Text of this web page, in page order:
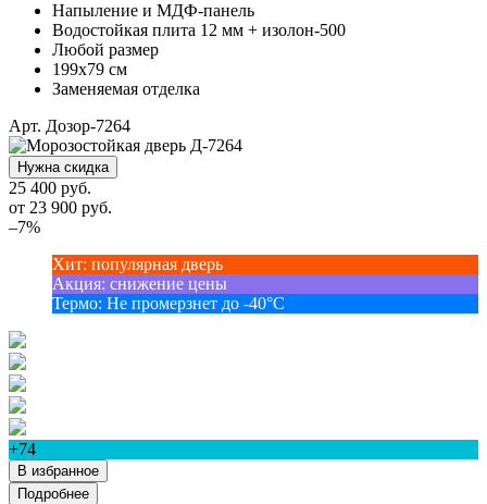
Напыление и МДФ-панель
Водостойкая плита 12 мм + изолон-500
Любой размер
199х79 см
Заменяемая отделка
Арт. Дозор-7264
Нужна скидка
25 400 руб.
от 23 900 руб.
–7%
Хит: популярная дверь
Акция: снижение цены
Термо: Не промерзнет до -40°С
+74
В избранное
Подробнее